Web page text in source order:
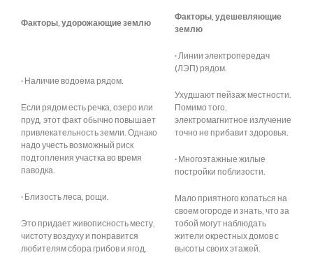
Факторы, удорожающие землю
Факторы, удешевляющие
землю
· Наличие водоема рядом.
Если рядом есть речка, озеро или
пруд, этот факт обычно повышает
привлекательность земли. Однако
надо учесть возможный риск
подтопления участка во время
паводка.
· Близость леса, рощи.
Это придает живописность месту,
чистоту воздуху и понравится
любителям сбора грибов и ягод.
· Линии электропередач
(ЛЭП) рядом.
Ухудшают пейзаж местности.
Помимо того,
электромагнитное излучение
точно не прибавит здоровья.
· Многоэтажные жилые
постройки поблизости.
Мало приятного копаться на
своем огороде и знать, что за
тобой могут наблюдать
жители окрестных домов с
высоты своих этажей.